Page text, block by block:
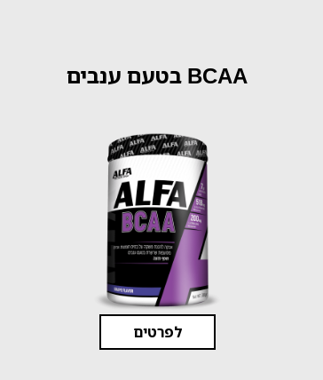
BCAA בטעם ענבים
לפרטים